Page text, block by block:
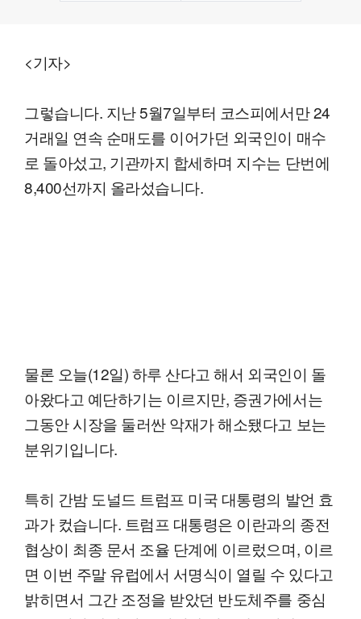
<기자>
그렇습니다. 지난 5월7일부터 코스피에서만 24
거래일 연속 순매도를 이어가던 외국인이 매수
로 돌아섰고, 기관까지 합세하며 지수는 단번에
8,400선까지 올라섰습니다.
물론 오늘(12일) 하루 산다고 해서 외국인이 돌
아왔다고 예단하기는 이르지만, 증권가에서는
그동안 시장을 둘러싼 악재가 해소됐다고 보는
분위기입니다.
특히 간밤 도널드 트럼프 미국 대통령의 발언 효
과가 컸습니다. 트럼프 대통령은 이란과의 종전
협상이 최종 문서 조율 단계에 이르렀으며, 이르
면 이번 주말 유럽에서 서명식이 열릴 수 있다고
밝히면서 그간 조정을 받았던 반도체주를 중심